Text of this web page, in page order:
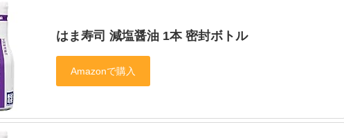
はま寿司 減塩醤油 1本 密封ボトル